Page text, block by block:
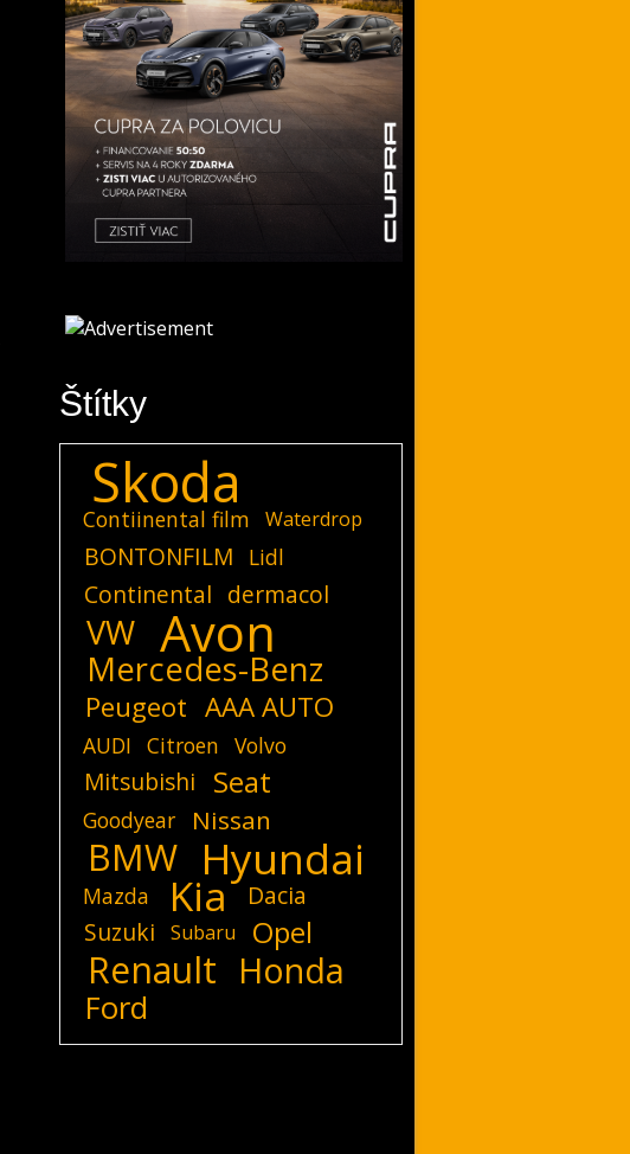
Štítky
Skoda
Contiinental film Waterdrop
BONTONFILM Lidl
Continental dermacol
VW Avon
Mercedes-Benz
Peugeot AAA AUTO
AUDI Citroen Volvo
Mitsubishi Seat
Goodyear Nissan
BMW Hyundai
Mazda Kia
Dacia
Suzuki
Subaru Opel
Renault Honda
Ford